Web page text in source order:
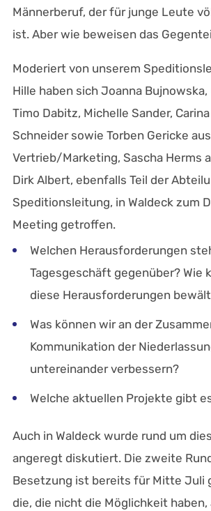
Männerberuf, der für junge Leute
ist. Aber wie beweisen das
Moderiert von unserem
Hille haben sich Joanna Bujnowska,
Timo Dabitz, Michelle Sander,
Schneider sowie Torben Gericke
Vertrieb/Marketing, Sascha Herms
Dirk Albert, ebenfalls Teil der
Speditionsleitung, in Waldeck zum
Meeting getroffen.
Welchen Herausforderungen
Tagesgeschäft gegenüber? Wie
diese Herausforderungen
Was können wir an der
Kommunikation der
untereinander verbessern?
Welche aktuellen Projekte gibt
Auch in Waldeck wurde rund um
angeregt diskutiert. Die zweite
Besetzung ist bereits für Mitte Juli
die, die nicht die Möglichkeit haben,